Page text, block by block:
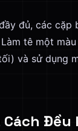
đủ, các cặp
tê một
và sử dụng
Cách Đều